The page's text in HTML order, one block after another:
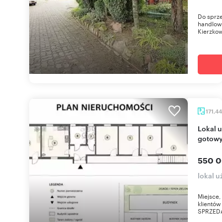
Do
Lokal użytkowy 171 m² z funkcją mieszkalną,
550
lokal